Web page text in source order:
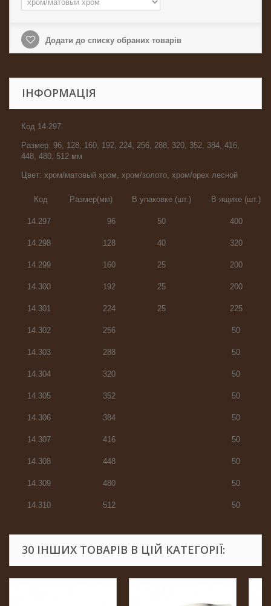
Додати до списку обраних товарів
ІНФОРМАЦІЯ
Код 14.297
Размер: 96, 128, 160, 192, 224, 256, 288, 320, 352, 384, 416,
448, 480, 512 мм
Цвет: хром/матовый хром, хром/золото, хром/орех лесной
Код Размер(мм) В упаковке (шт.) В ящике (шт.)
14.297 96 50 400
14.298 128 40 320
14.299 160 25 200
14.300 192 25 200
14.301 224 25 225
14.302 256 50
14.303 288 50
14.304 320 50
14.305 352 50
14.306 384 50
14.307 416 50
14.308 448 50
14.309 480 50
14.310 512 50
30 ІНШИХ ТОВАРІВ В ЦІЙ КАТЕГОРІЇ: